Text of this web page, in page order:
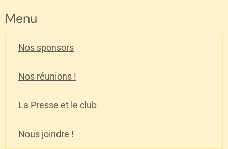
Menu
Nos sponsors
Nos réunions !
La Presse et le club
Nous joindre !